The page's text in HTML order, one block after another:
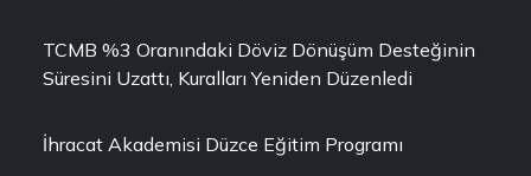
TCMB %3 Oranındaki Döviz Dönüşüm Desteğinin
Süresini Uzattı, Kuralları Yeniden Düzenledi
İhracat Akademisi Düzce Eğitim Programı